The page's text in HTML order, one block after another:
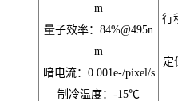
m
量子效率：84%@495n
m
暗电流：0.001e-/pixel/s
制冷温度：-15℃
行
定